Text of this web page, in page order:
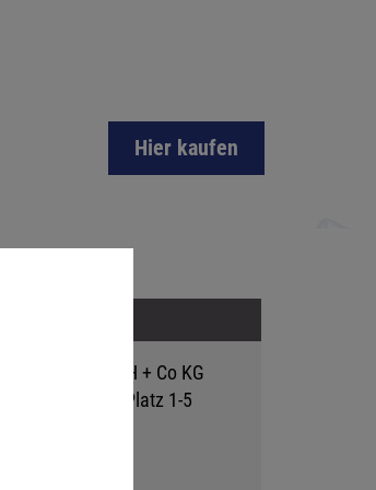
Hier kaufen
Hutter Trade GmbH + Co KG
Bgm.-Landmann-Platz 1-5